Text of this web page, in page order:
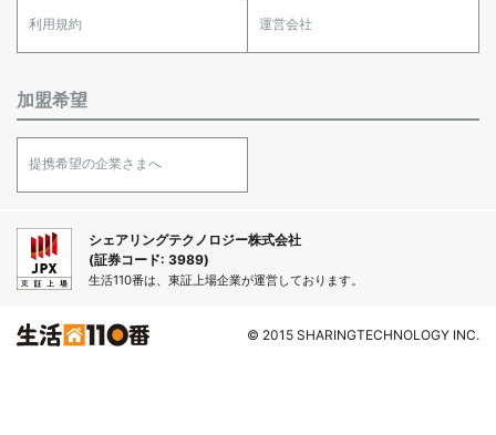
利用規約 運営会社
加盟希望
提携希望の企業さまへ
シェアリングテクノロジー株式会社
(証券コード: 3989)
生活110番は、東証上場企業が運営しております。
© 2015 SHARINGTECHNOLOGY INC.